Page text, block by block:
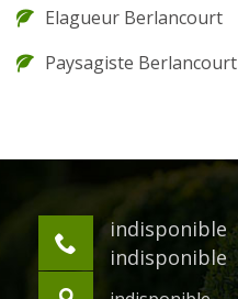
Elagueur Berlancourt
Paysagiste Berlancourt
indisponible
indisponible